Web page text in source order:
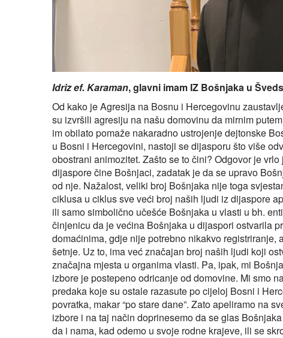
Idriz ef. Karaman, glavni imam IZ Bošnjaka u
Od kako je Agresija na Bosnu i Hercegovinu
su izvršili agresiju na našu domovinu da mirnim
im obilato pomaže nakaradno ustrojenje dejtonske
u Bosni i Hercegovini, nastoji se dijasporu što više
obostrani animozitet. Zašto se to čini? Odgovor je
dijaspore čine Bošnjaci, zadatak je da se upravo
od nje. Nažalost, veliki broj Bošnjaka nije toga
ciklusa u ciklus sve veći broj naših ljudi iz dijaspore
ili samo simbolično učešće Bošnjaka u vlasti u bh.
činjenicu da je većina Bošnjaka u dijaspori ostvarila
domaćinima, gdje nije potrebno nikakvo
šetnje. Uz to, ima već značajan broj naših ljudi koji
značajna mjesta u organima vlasti. Pa, ipak, mi
izbore je postepeno odricanje od domovine. Mi smo
predaka koje su ostale razasute po cijeloj Bosni i
povratka, makar “po stare dane”. Zato apeliramo na
izbore i na taj način doprinesemo da se glas
da i nama, kad odemo u svoje rodne krajeve, ili se